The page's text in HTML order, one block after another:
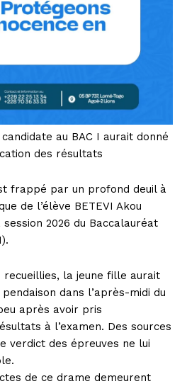
au BAC I aurait donné
des résultats
frappé par un profond deuil à
de l’élève BETEVI Akou
2026 du Baccalauréat
la jeune fille aurait
dans l’après-midi du
après avoir pris
à l’examen. Des sources
verdict des épreuves ne lui
de ce drame demeurent